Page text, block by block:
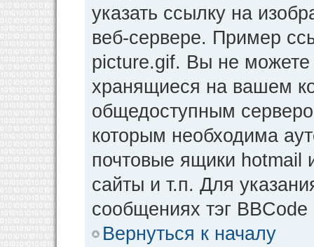
указать ссылку на
веб-сервере. Пример
picture.gif. Вы не можете
хранящиеся на вашем
общедоступным
которым необходима
почтовые ящики
сайты и т.п. Для
сообщениях тэг BBCode
Вернуться к началу